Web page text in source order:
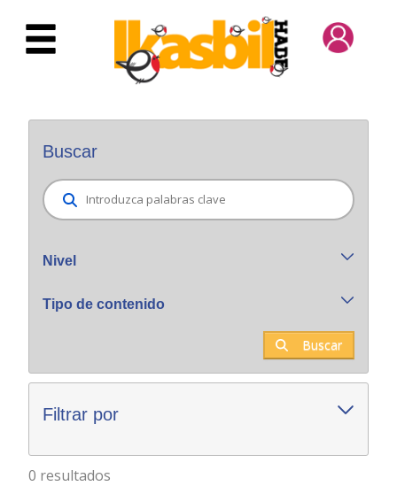
Saltar al contenido principal
Buscar
Nivel
Tipo de contenido
Buscar
Filtrar por
0 resultados